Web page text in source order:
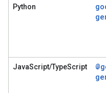
Python
JavaScript/TypeScript